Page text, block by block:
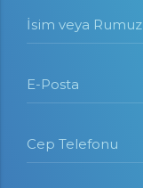
İsim veya Rumuz
E-Posta
Cep Telefonu